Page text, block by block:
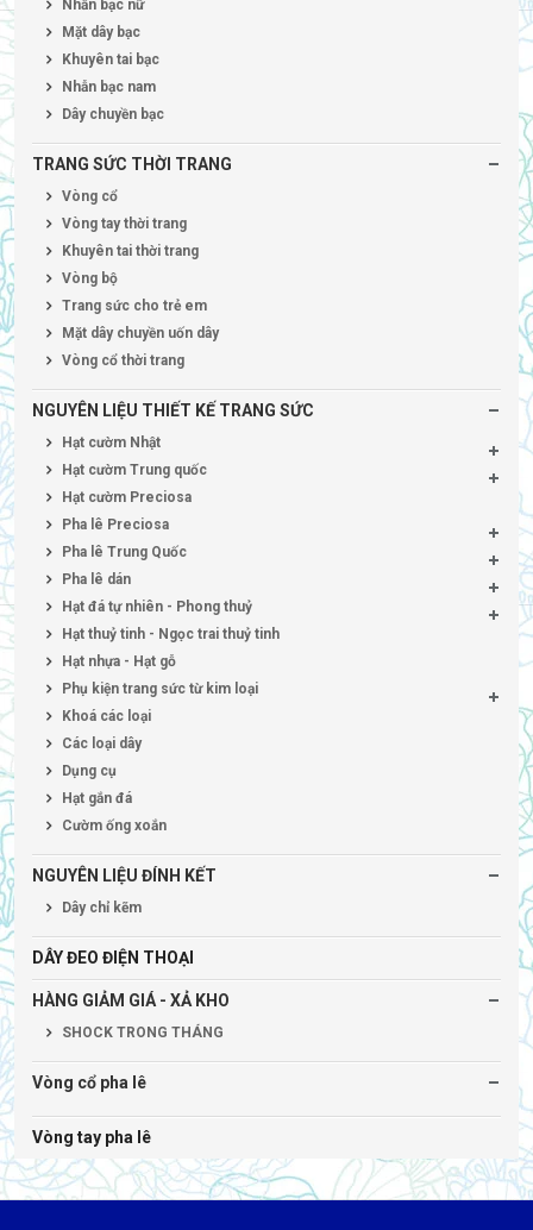
Nhẫn bạc nữ
Mặt dây bạc
Khuyên tai bạc
Nhẫn bạc nam
Dây chuyền bạc
TRANG SỨC THỜI TRANG
Vòng cổ
Vòng tay thời trang
Khuyên tai thời trang
Vòng bộ
Trang sức cho trẻ em
Mặt dây chuyền uốn dây
Vòng cổ thời trang
NGUYÊN LIỆU THIẾT KẾ TRANG SỨC
Hạt cườm Nhật
Hạt cườm Trung quốc
Hạt cườm Preciosa
Pha lê Preciosa
Pha lê Trung Quốc
Pha lê dán
Hạt đá tự nhiên - Phong thuỷ
Hạt thuỷ tinh - Ngọc trai thuỷ tinh
Hạt nhựa - Hạt gỗ
Phụ kiện trang sức từ kim loại
Khoá các loại
Các loại dây
Dụng cụ
Hạt gắn đá
Cườm ống xoắn
NGUYÊN LIỆU ĐÍNH KẾT
Dây chỉ kẽm
DÂY ĐEO ĐIỆN THOẠI
HÀNG GIẢM GIÁ - XẢ KHO
SHOCK TRONG THÁNG
Vòng cổ pha lê
Vòng tay pha lê